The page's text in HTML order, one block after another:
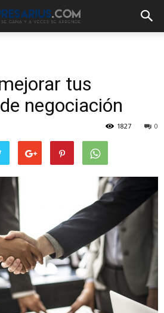
tus
negociación
0
1827